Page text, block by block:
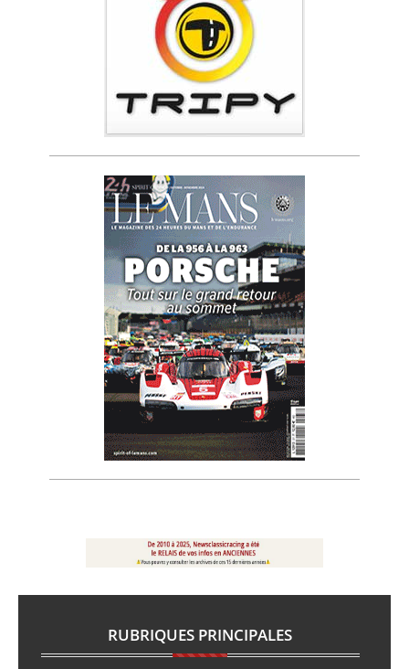
RUBRIQUES PRINCIPALES